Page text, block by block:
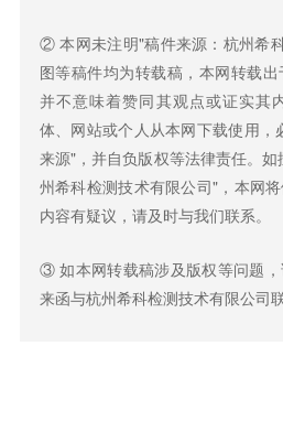
② 本网未注明"稿件来源：杭州希
图等稿件均为转载稿，本网转载出
并不意味着赞同其观点或证实其
体、网站或个人从本网下载使用
来源"，并自负版权等法律责任。
州希科检测技术有限公司"，本网
内容有疑议，请及时与我们联系。
③ 如本网转载稿涉及版权等问题
来函与杭州希科检测技术有限公司联